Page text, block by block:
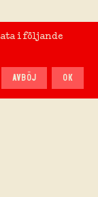
i följande
AVBÖJ OK